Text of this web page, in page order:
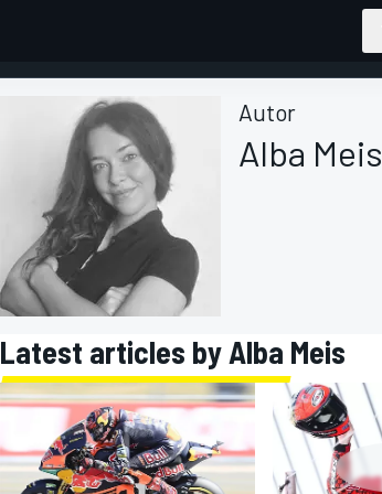
FÓRMULA 1
Autor
Alba Meis
Latest articles by Alba Meis